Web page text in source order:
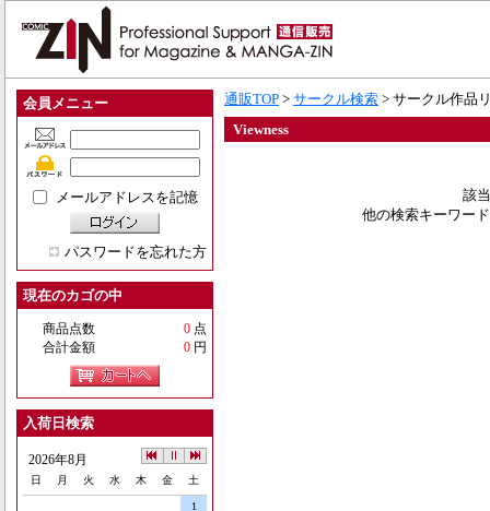
会員メニュー
メールアドレスを記憶
パスワードを忘れた方
現在のカゴの中
商品点数 0 点
合計金額
0 円
入荷日検索
2026年8月
日 月 火 水 木 金 土
1
通販TOP > サークル検索 > サークル作品
Viewness
該
他の検索キーワー